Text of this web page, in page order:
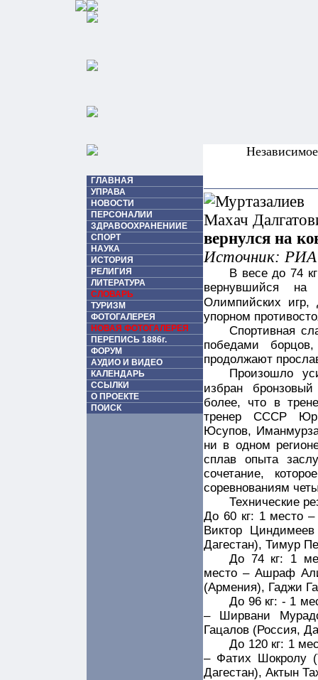
ГЛАВНАЯ
УПРАВА
НОВОСТИ
ПЕРСОНАЛИИ
ЗДРАВООХРАНЕНИИЕ
СПОРТ
НАУКА
ИСТОРИЯ
РЕЛИГИЯ
ЛИТЕРАТУРА
СЛОВАРЬ
ТУРИЗМ
ФОТОГАЛЕРЕЯ
НОВАЯ ФОТОГАЛЕРЕЯ
ПЕРЕПИСЬ 1886г.
ФОРУМ
АУДИО И ВИДЕО
КАЛЕНДАРЬ
ССЫЛКИ
О ПРОЕКТЕ
ПОИСК
вернулся на
Источник: РИА
В весе до 74
вернувшийся на
Олимпийских
упорном
Спортивная
победами
продолжают
Произошло
избран
более, что в
тренер СССР
Юсупов, Иманмурза
ни в одном
сплав опыта
сочетание,
соревнованиям
Технические
До 60 кг: 1 место
Виктор
Дагестан), Тимур
До 74 кг: 1
место – Ашраф
(Армения), Гаджи
До 96 кг: - 1
– Ширвани
Гацалов (Россия,
До 120 кг: 1
– Фатих Шокролу
Дагестан), Актын